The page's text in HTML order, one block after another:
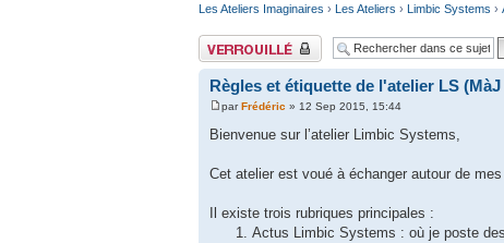
Les Ateliers Imaginaires › Les Ateliers › Limbic Systems ›
Sujet verrouillé
Règles et étiquette de l'atelier LS (MàJ
parFrédéric » 12 Sep 2015, 15:44
Bienvenue sur l’atelier Limbic Systems,
Cet atelier est voué à échanger autour de
Il existe trois rubriques principales :
Actus Limbic Systems : où je poste